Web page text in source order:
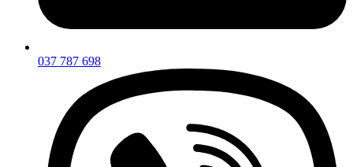
037 787 698